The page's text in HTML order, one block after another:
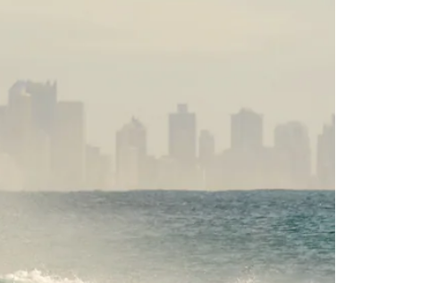
utforska genom att trycka eller svepa.